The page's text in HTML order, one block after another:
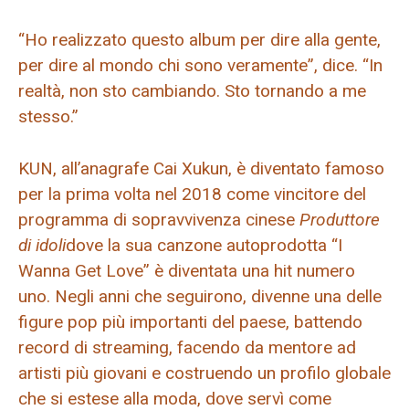
“Ho realizzato questo album per dire alla gente,
per dire al mondo chi sono veramente”, dice. “In
realtà, non sto cambiando. Sto tornando a me
stesso.”
KUN, all’anagrafe Cai Xukun, è diventato famoso
per la prima volta nel 2018 come vincitore del
programma di sopravvivenza cinese Produttore
di idolidove la sua canzone autoprodotta “I
Wanna Get Love” è diventata una hit numero
uno. Negli anni che seguirono, divenne una delle
figure pop più importanti del paese, battendo
record di streaming, facendo da mentore ad
artisti più giovani e costruendo un profilo globale
che si estese alla moda, dove servì come